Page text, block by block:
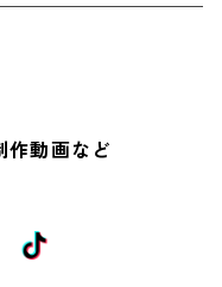
作動画など